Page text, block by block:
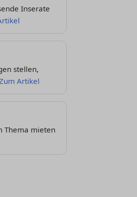
Inserate
stellen,
Artikel
Thema mieten